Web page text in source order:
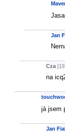
Jan
Cza
na
já jsem
Jan